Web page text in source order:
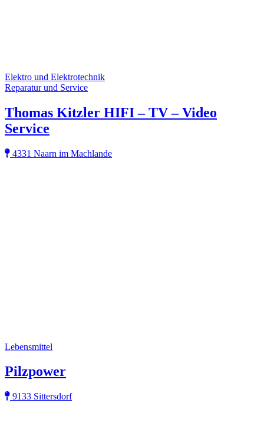
Elektro und Elektrotechnik
Reparatur und Service
Thomas Kitzler HIFI – TV – Video
Service
4331 Naarn im Machlande
Lebensmittel
Pilzpower
9133 Sittersdorf